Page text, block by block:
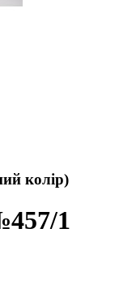
колір)
1